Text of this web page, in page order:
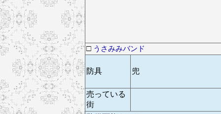
□ うさみみバンド
防具 兜
売っている
街